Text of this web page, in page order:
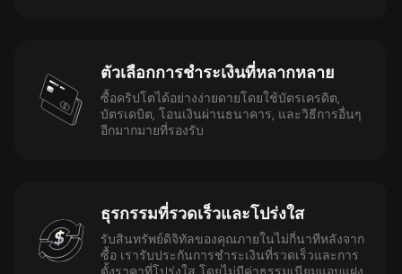
ตัวเลือกการชำระเงินที่หลากหลาย
ซื้อคริปโตได้อย่างง่ายดายโดยใช้บัตรเครดิต,
บัตรเดบิต, โอนเงินผ่านธนาคาร, และวิธีการอื่นๆ
อีกมากมายที่รองรับ
ธุรกรรมที่รวดเร็วและโปร่งใส
รับสินทรัพย์ดิจิทัลของคุณภายในไม่กี่นาทีหลังจาก
ซื้อ เรารับประกันการชำระเงินที่รวดเร็วและการ
ตั้งราคาที่โปร่งใส โดยไม่มีค่าธรรมเนียมแอบแฝง